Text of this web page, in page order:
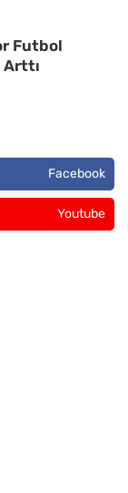
Futbol
Arttı
Facebook
Youtube